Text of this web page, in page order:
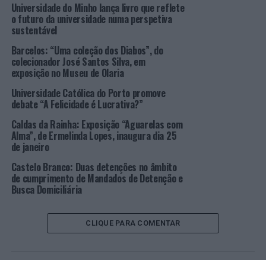
Entre o longo trabalho de pesquisa e a produção do
lançada mais cedo. Mas, finalmente, todos podem
conhecer este trabalho, “feito com amor, e que dá nota
dos criadores desta arte, nascida das mãos do povo e que
torna a cidade um centro cerâmico dos mais conhecidos
e produtivos”, remata.
Para o presidente da Autarquia, Vítor Marques, “o
‘Roteiro dos Ceramistas’ é um reconhecimento da
cerâmica que temos nas Caldas, que tem escala,
conhecimento e qualidade”.
também somos “com pleno direito, uma cidade
cerâmica, pela história que temos, pelo presente, e pelo
Universidade do Minho lança livro que reflete
o futuro da universidade numa perspetiva
sustentável
Barcelos: “Uma coleção dos Diabos”, do
colecionador José Santos Silva, em
exposição no Museu de Olaria
Universidade Católica do Porto promove
debate “A Felicidade é Lucrativa?”
Caldas da Rainha: Exposição “Aguarelas com
Alma”, de Ermelinda Lopes, inaugura dia 25
de janeiro
Castelo Branco: Duas detenções no âmbito
de cumprimento de Mandados de Detenção e
Busca Domiciliária
CLIQUE PARA COMENTAR